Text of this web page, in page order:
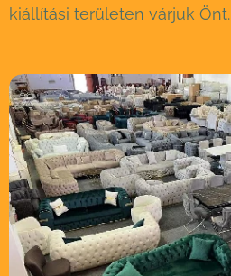
kiállítási területen várjuk Önt.